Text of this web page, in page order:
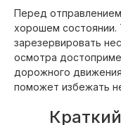
Перед
хорошем состоянии.
зарезервировать
осмотра
дорожного
поможет избежать